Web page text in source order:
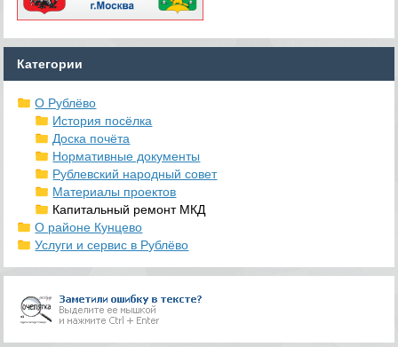
Категории
О Рублёво
История посёлка
Доска почёта
Нормативные документы
Рублевский народный совет
Материалы проектов
Капитальный ремонт МКД
О районе Кунцево
Услуги и сервис в Рублёво